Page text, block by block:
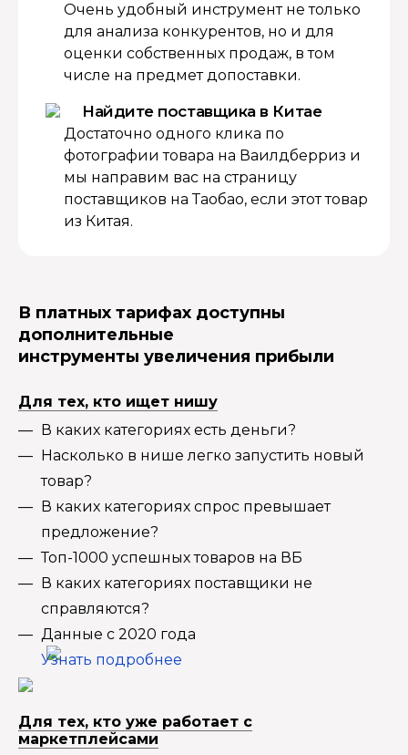
Очень удобный инструмент не только
для анализа конкурентов, но и для
оценки собственных продаж, в том
числе на предмет допоставки.
Найдите поставщика в Китае
Достаточно одного клика по
фотографии товара на Ваилдберриз и
мы направим вас на страницу
поставщиков на Таобао, если этот товар
из Китая.
В платных тарифах доступны
дополнительные
инструменты увеличения прибыли
Для тех, кто ищет нишу
В каких категориях есть деньги?
Насколько в нише легко запустить новый
товар?
В каких категориях спрос превышает
предложение?
Топ-1000 успешных товаров на ВБ
В каких категориях поставщики не
справляются?
Данные с 2020 года
Узнать подробнее
Для тех, кто уже работает с
маркетплейсами